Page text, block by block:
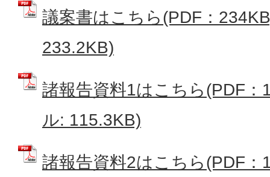
議案書はこちら(PDF：
233.2KB)
諸報告資料1はこちら(PDF：
ル: 115.3KB)
諸報告資料2はこちら(PDF